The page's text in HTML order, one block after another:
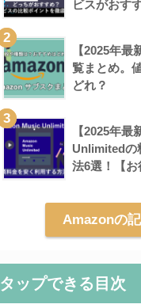
ビスがおす
2
【2025年
覧まとめ。
どれ？
3
【2025年
Unlimitedの
法6選！【お
Amazonの
タップできる目次